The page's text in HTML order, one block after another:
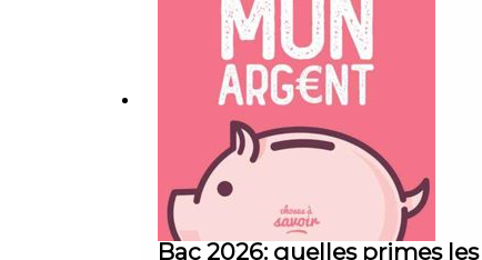
Bac 2026: quelles primes